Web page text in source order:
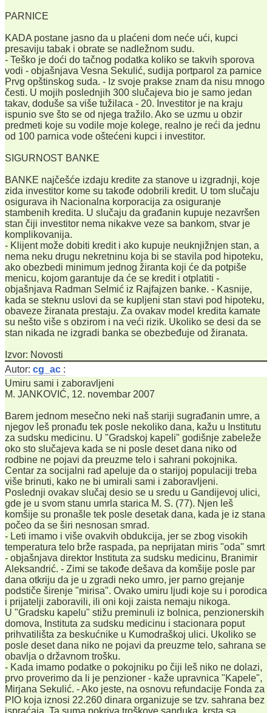
PARNICE
KADA postane jasno da u plaćeni dom neće ući, kupci
presaviju tabak i obrate se nadležnom sudu.
- Teško je doći do tačnog podatka koliko se takvih sporova
vodi - objašnjava Vesna Sekulić, sudija portparol za parnice
Prvg opštinskog suda. - Iz svoje prakse znam da nisu mnogo
česti. U mojih poslednjih 300 slučajeva bio je samo jedan
takav, doduše sa više tužilaca - 20. Investitor je na kraju
ispunio sve što se od njega tražilo. Ako se uzmu u obzir
predmeti koje su vodile moje kolege, realno je reći da jednu
od 100 parnica vode oštećeni kupci i investitor.
SIGURNOST BANKE
BANKE najčešće izdaju kredite za stanove u izgradnji, koje
zida investitor kome su takođe odobrili kredit. U tom slučaju
osigurava ih Nacionalna korporacija za osiguranje
stambenih kredita. U slučaju da građanin kupuje nezavršen
stan čiji investitor nema nikakve veze sa bankom, stvar je
komplikovanija.
- Klijent može dobiti kredit i ako kupuje neuknjižnjen stan, a
nema neku drugu nekretninu koja bi se stavila pod hipoteku,
ako obezbedi minimum jednog žiranta koji će da potpiše
menicu, kojom garantuje da će se kredit i otplatiti -
objašnjava Radman Selmić iz Rajfajzen banke. - Kasnije,
kada se steknu uslovi da se kupljeni stan stavi pod hipoteku,
obaveze žiranata prestaju. Za ovakav model kredita kamate
su nešto više s obzirom i na veći rizik. Ukoliko se desi da se
stan nikada ne izgradi banka se obezbeđuje od žiranata.
Izvor: Novosti
Autor: cg_ac :
Umiru sami i zaboravljeni
M. JANKOVIĆ, 12. novembar 2007
Barem jednom mesečno neki naš stariji sugrađanin umre, a
njegov leš pronađu tek posle nekoliko dana, kažu u Institutu
za sudsku medicinu. U "Gradskoj kapeli" godišnje zabeleže
oko sto slučajeva kada se ni posle deset dana niko od
rodbine ne pojavi da preuzme telo i sahrani pokojnika.
Centar za socijalni rad apeluje da o starijoj populaciji treba
više brinuti, kako ne bi umirali sami i zaboravljeni.
Poslednji ovakav slučaj desio se u sredu u Gandijevoj ulici,
gde je u svom stanu umrla starica M. S. (77). Njen leš
komšije su pronašle tek posle desetak dana, kada je iz stana
počeo da se širi nesnosan smrad.
- Leti imamo i više ovakvih obdukcija, jer se zbog visokih
temperatura telo brže raspada, pa neprijatan miris "oda" smrt
- objašnjava direktor Instituta za sudsku medicinu, Branimir
Aleksandrić. - Zimi se takođe dešava da komšije posle par
dana otkriju da je u zgradi neko umro, jer parno grejanje
podstiče širenje "mirisa". Ovako umiru ljudi koje su i porodica
i prijatelji zaboravili, ili oni koji zaista nemaju nikoga.
U "Gradsku kapelu" stižu preminuli iz bolnica, penzionerskih
domova, Instituta za sudsku medicinu i stacionara poput
prihvatilišta za beskućnike u Kumodraškoj ulici. Ukoliko se
posle deset dana niko ne pojavi da preuzme telo, sahrana se
obavlja o državnom trošku.
- Kada imamo podatke o pokojniku po čiji leš niko ne dolazi,
prvo proverimo da li je penzioner - kaže upravnica "Kapele",
Mirjana Sekulić. - Ako jeste, na osnovu refundacije Fonda za
PIO koja iznosi 22.260 dinara organizuje se tzv. sahrana bez
ispraćaja. Ta suma pokriva troškove sanduka, krsta sa